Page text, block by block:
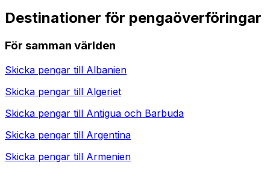
Destinationer för pengaöverföringar
För samman världen
Skicka pengar till Albanien
Skicka pengar till Algeriet
Skicka pengar till Antigua och Barbuda
Skicka pengar till Argentina
Skicka pengar till Armenien